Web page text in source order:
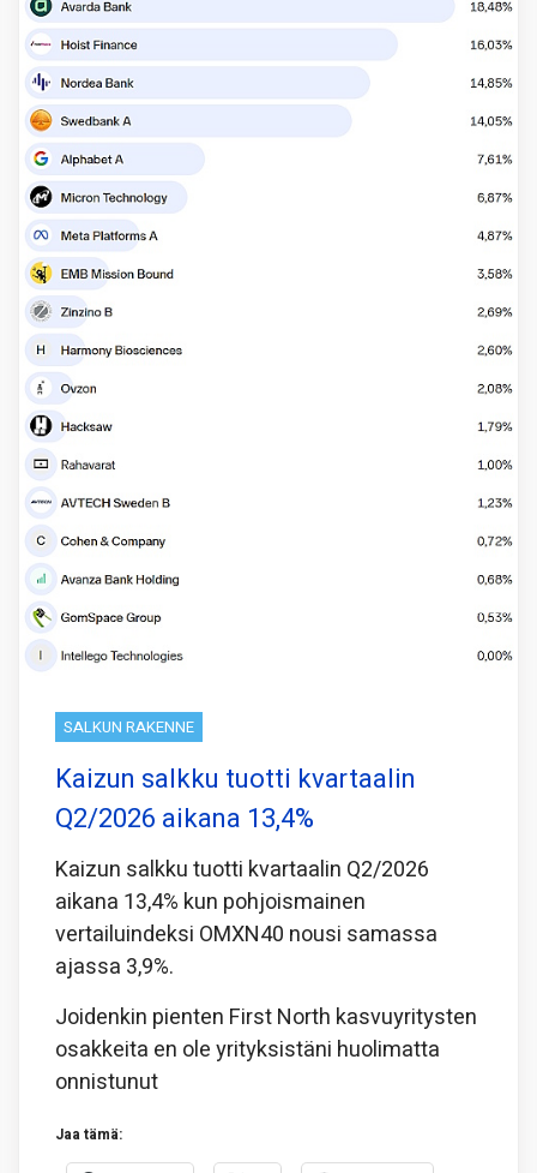
SALKUN RAKENNE
Kaizun salkku tuotti kvartaalin
Q2/2026 aikana 13,4%
Kaizun salkku tuotti kvartaalin Q2/2026
aikana 13,4% kun pohjoismainen
vertailuindeksi OMXN40 nousi samassa
ajassa 3,9%.
Joidenkin pienten First North kasvuyritysten
osakkeita en ole yrityksistäni huolimatta
onnistunut
Jaa tämä: